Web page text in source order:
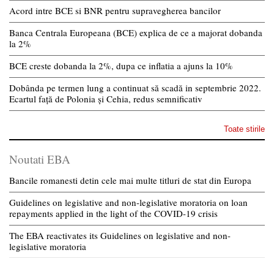
Acord intre BCE si BNR pentru supravegherea bancilor
Banca Centrala Europeana (BCE) explica de ce a majorat dobanda
la 2%
BCE creste dobanda la 2%, dupa ce inflatia a ajuns la 10%
Dobânda pe termen lung a continuat să scadă in septembrie 2022.
Ecartul față de Polonia și Cehia, redus semnificativ
Toate stirile
Noutati EBA
Bancile romanesti detin cele mai multe titluri de stat din Europa
Guidelines on legislative and non-legislative moratoria on loan
repayments applied in the light of the COVID-19 crisis
The EBA reactivates its Guidelines on legislative and non-
legislative moratoria